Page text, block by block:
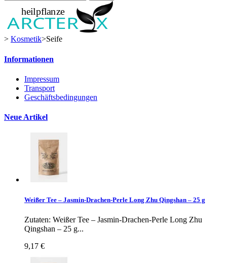
> Kosmetik>Seife
Informationen
Impressum
Transport
Geschäftsbedingungen
Neue Artikel
Weißer Tee – Jasmin-Drachen-Perle Long Zhu Qingshan – 25 g
Zutaten: Weißer Tee – Jasmin-Drachen-Perle Long Zhu
Qingshan – 25 g...
9,17 €